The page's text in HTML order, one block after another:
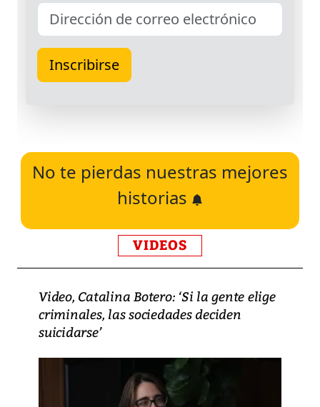
No te pierdas nuestras mejores
historias
VIDEOS
Video, Catalina Botero: ‘Si la gente elige
criminales, las sociedades deciden
suicidarse’